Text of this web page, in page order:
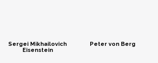
Sergei Mikhailovich
Eisenstein
Peter von Berg